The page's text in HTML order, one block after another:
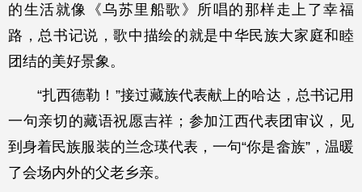
的生活就像《乌苏里船歌》所唱的那样走上了幸福
路，总书记说，歌中描绘的就是中华民族大家庭和睦
团结的美好景象。
“扎西德勒！”接过藏族代表献上的哈达，总书记用
一句亲切的藏语祝愿吉祥；参加江西代表团审议，见
到身着民族服装的兰念瑛代表，一句“你是畲族”，温暖
了会场内外的父老乡亲。